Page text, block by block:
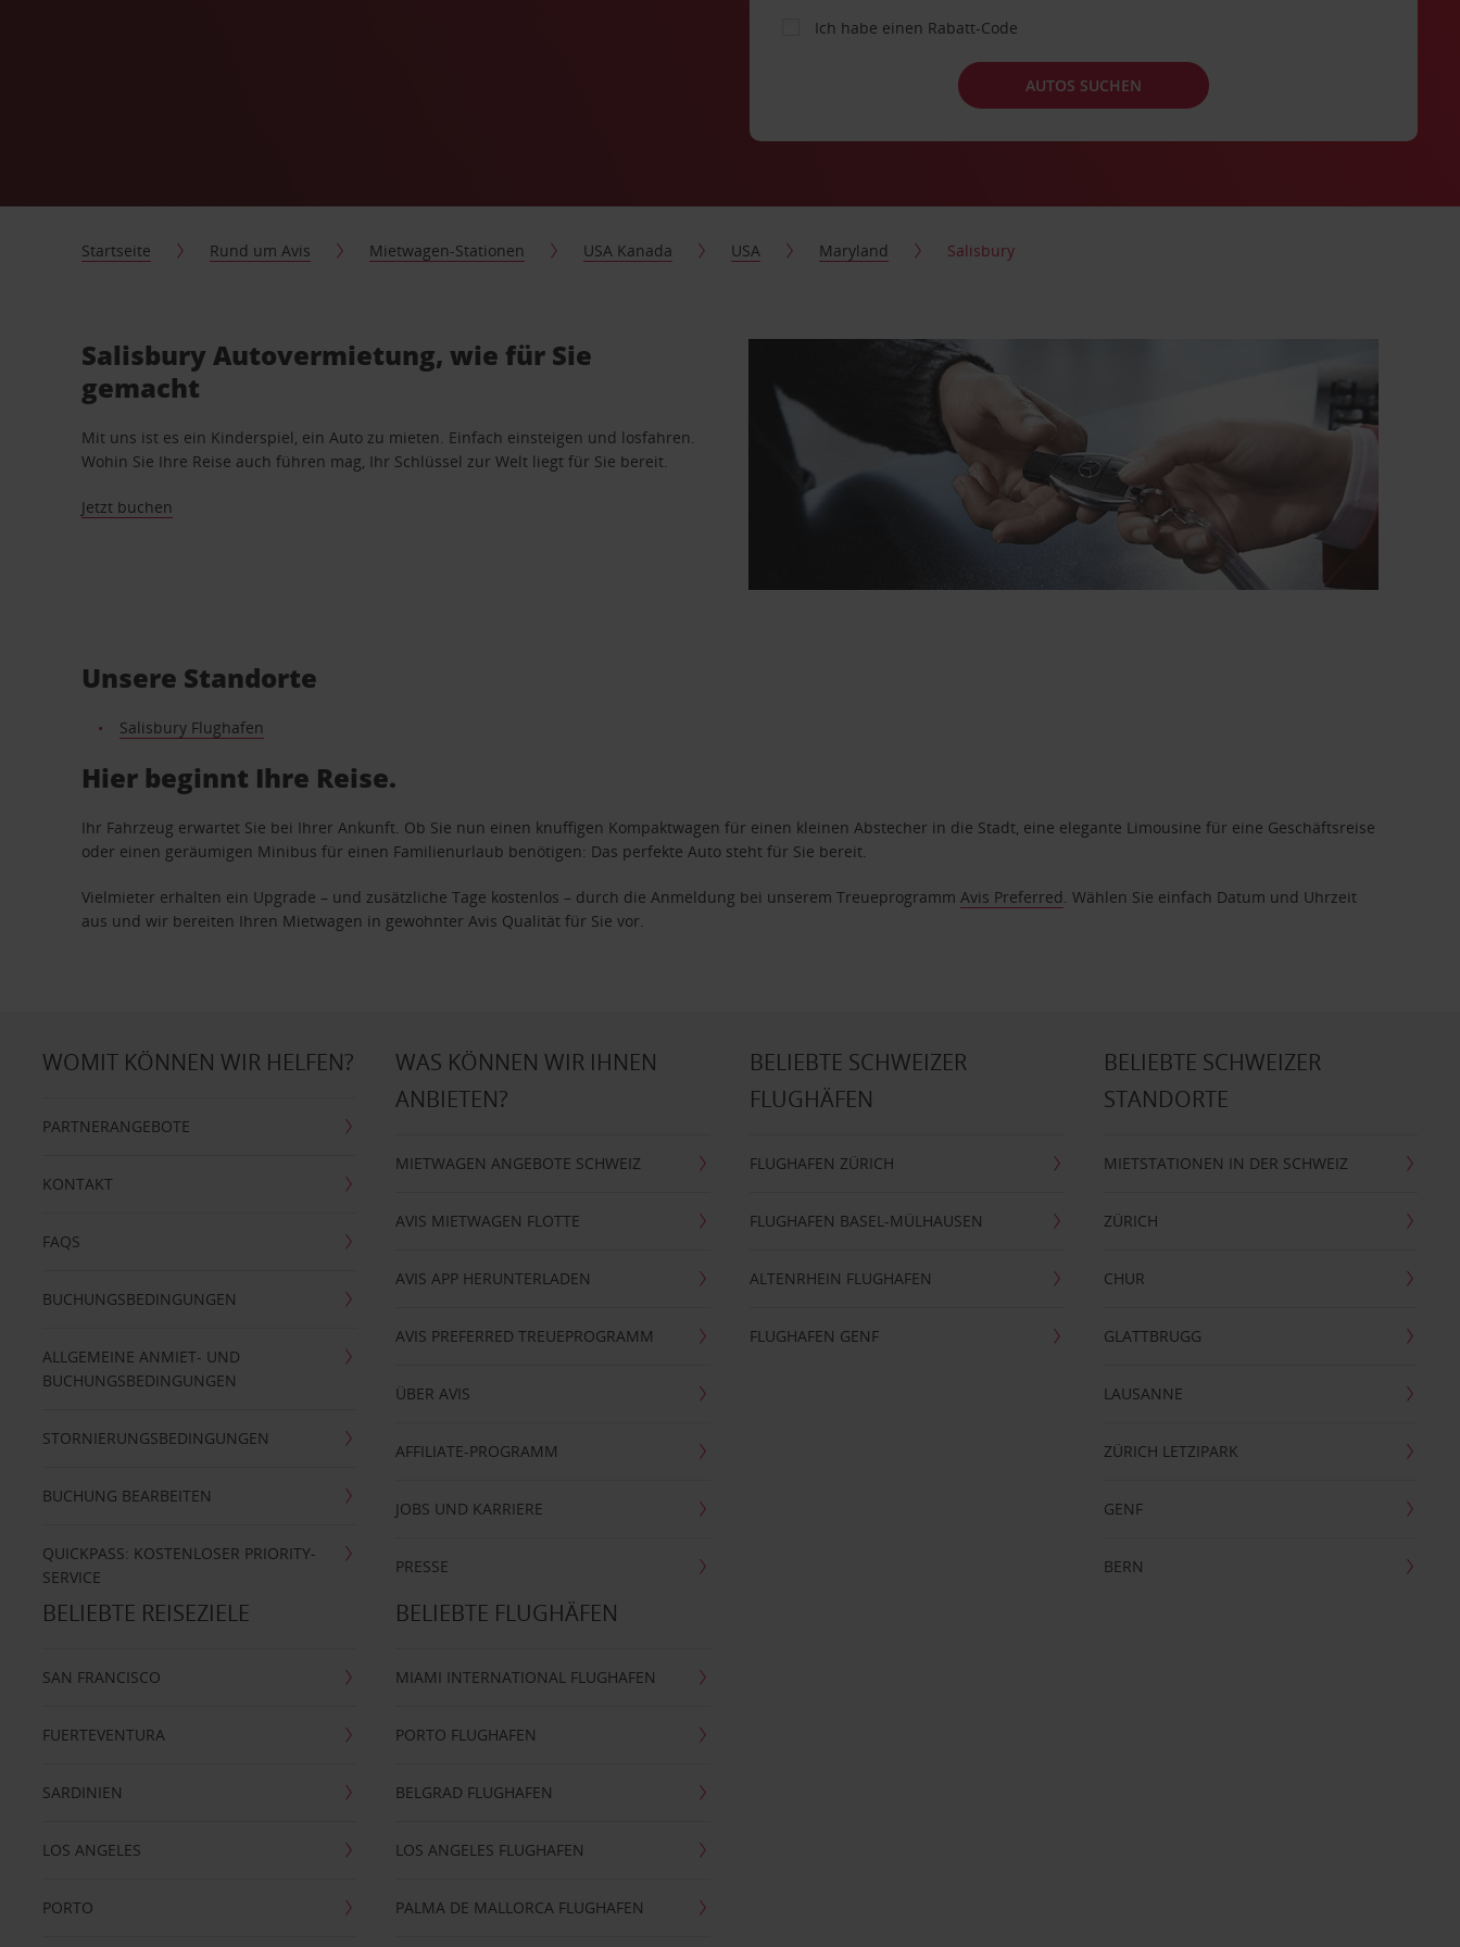
Ich habe einen Rabatt-Code
AUTOS SUCHEN
Startseite Rund um Avis Mietwagen-Stationen USA Kanada USA Maryland Salisbury
Salisbury Autovermietung, wie für Sie
gemacht
Mit uns ist es ein Kinderspiel, ein Auto zu mieten. Einfach einsteigen und losfahren.
Wohin Sie Ihre Reise auch führen mag, Ihr Schlüssel zur Welt liegt für Sie bereit.
Jetzt buchen
Unsere Standorte
Salisbury Flughafen
Hier beginnt Ihre Reise.
Ihr Fahrzeug erwartet Sie bei Ihrer Ankunft. Ob Sie nun einen knuffigen Kompaktwagen für einen kleinen Abstecher in die Stadt, eine elegante Limousine für eine Geschäftsreise
oder einen geräumigen Minibus für einen Familienurlaub benötigen: Das perfekte Auto steht für Sie bereit.
Vielmieter erhalten ein Upgrade – und zusätzliche Tage kostenlos – durch die Anmeldung bei unserem TreueprogrammAvis Preferred. Wählen Sie einfach Datum und Uhrzeit
aus und wir bereiten Ihren Mietwagen in gewohnter Avis Qualität für Sie vor.
WOMIT KÖNNEN WIR HELFEN?
PARTNERANGEBOTE
KONTAKT
FAQS
BUCHUNGSBEDINGUNGEN
ALLGEMEINE ANMIET- UND
BUCHUNGSBEDINGUNGEN
STORNIERUNGSBEDINGUNGEN
BUCHUNG BEARBEITEN
QUICKPASS: KOSTENLOSER PRIORITY-
SERVICE
WAS KÖNNEN WIR IHNEN
ANBIETEN?
MIETWAGEN ANGEBOTE SCHWEIZ
AVIS MIETWAGEN FLOTTE
AVIS APP HERUNTERLADEN
AVIS PREFERRED TREUEPROGRAMM
ÜBER AVIS
AFFILIATE-PROGRAMM
JOBS UND KARRIERE
PRESSE
BELIEBTE SCHWEIZER
FLUGHÄFEN
FLUGHAFEN ZÜRICH
FLUGHAFEN BASEL-MÜLHAUSEN
ALTENRHEIN FLUGHAFEN
FLUGHAFEN GENF
BELIEBTE SCHWEIZER
STANDORTE
MIETSTATIONEN IN DER SCHWEIZ
ZÜRICH
CHUR
GLATTBRUGG
LAUSANNE
ZÜRICH LETZIPARK
GENF
BERN
BELIEBTE REISEZIELE
SAN FRANCISCO
FUERTEVENTURA
SARDINIEN
LOS ANGELES
PORTO
BELIEBTE FLUGHÄFEN
MIAMI INTERNATIONAL FLUGHAFEN
PORTO FLUGHAFEN
BELGRAD FLUGHAFEN
LOS ANGELES FLUGHAFEN
PALMA DE MALLORCA FLUGHAFEN